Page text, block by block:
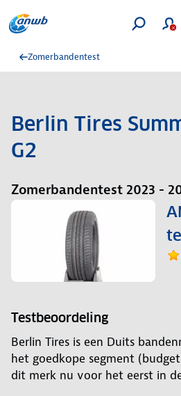
Zomerbandentest
Berlin Tires
G2
Zomerbandentest 2023 -
Testbeoordeling
Berlin Tires is een Duits
het goedkope segment
dit merk nu voor het eerst in